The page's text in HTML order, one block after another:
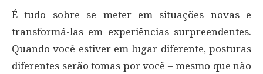
É tudo sobre se meter em situações novas e
transformá-las em experiências surpreendentes.
Quando você estiver em lugar diferente, posturas
diferentes serão tomas por você – mesmo que não